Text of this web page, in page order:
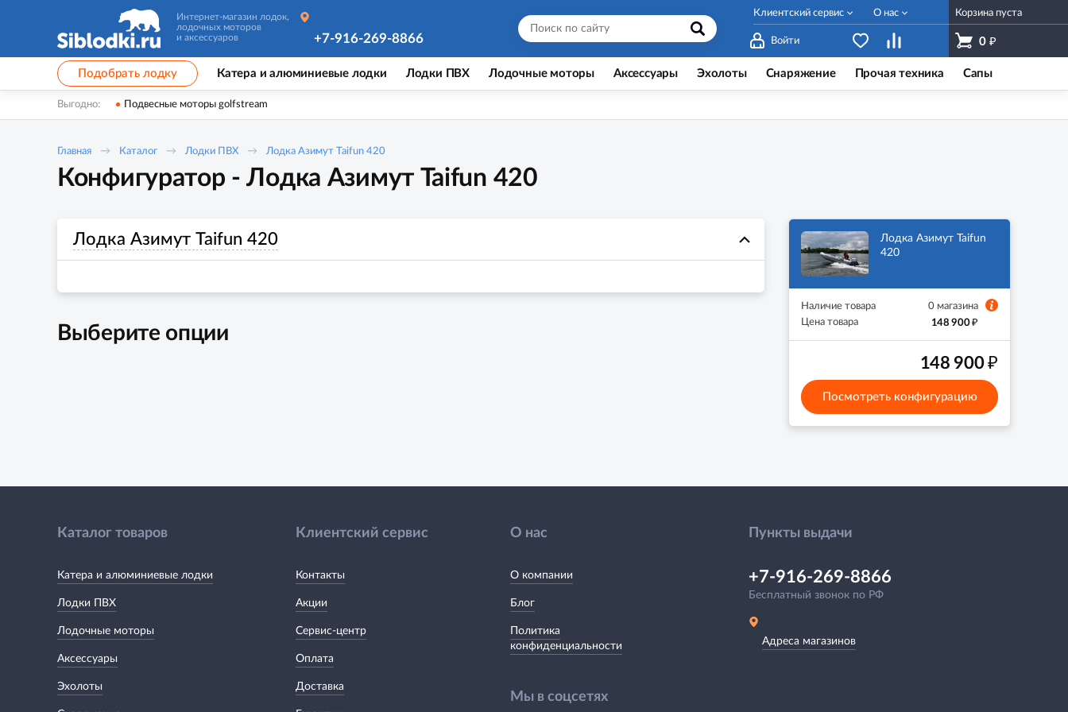
Интернет-магазин лодок,
лодочных моторов
и аксессуаров
Войти
Корзина пуста
0 ₽
+7-916-269-8866
Клиентский сервис О нас
Подобрать лодку Катера и алюминиевые лодки Лодки ПВХ Лодочные моторы Аксессуары Эхолоты Снаряжение Прочая техника Сапы
Выгодно: Подвесные моторы golfstream
Главная Каталог Лодки ПВХ Лодка Азимут Taifun 420
Конфигуратор - Лодка Азимут Taifun 420
Лодка Азимут Taifun 420
Выберите опции
Лодка Азимут Taifun
420
Наличие товара
0 магазина
Цена товара
148 900₽
148 900₽
Посмотреть конфигурацию
Каталог товаров
Катера и алюминиевые лодки
Лодки ПВХ
Лодочные моторы
Аксессуары
Эхолоты
Клиентский сервис
Контакты
Акции
Сервис-центр
Оплата
Доставка
О нас
О компании
Блог
Политика
конфиденциальности
Мы в соцсетях
Пункты выдачи
+7-916-269-8866
Бесплатный звонок по РФ
Адреса магазинов